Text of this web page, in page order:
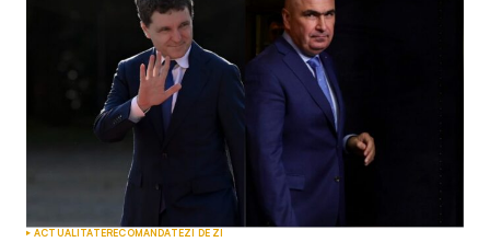
ACTUALITATERECOMANDATEZI DE ZI